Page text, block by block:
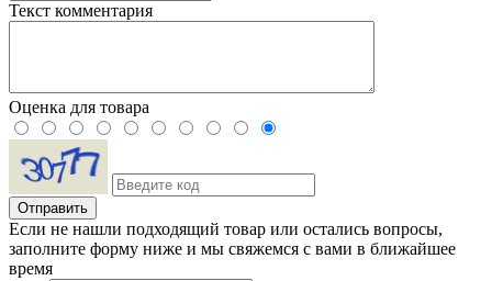
Текст комментария
Оценка для товара
Если не нашли подходящий товар или остались вопросы,
заполните форму ниже и мы свяжемся с вами в ближайшее
время